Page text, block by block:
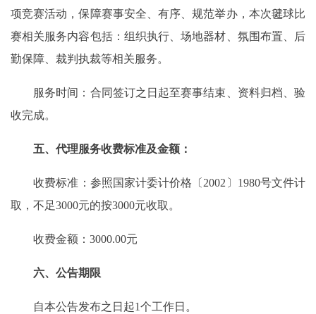
项竞赛活动，保障赛事安全、有序、规范举办，本次毽球比
赛相关服务内容包括：组织执行、场地器材、氛围布置、后
勤保障、裁判执裁等相关服务。
服务时间：合同签订之日起至赛事结束、资料归档、验
收完成。
五、代理服务收费标准及金额：
收费标准：参照国家计委计价格〔2002〕1980号文件计
取，不足3000元的按3000元收取。
收费金额：3000.00元
六、公告期限
自本公告发布之日起1个工作日。